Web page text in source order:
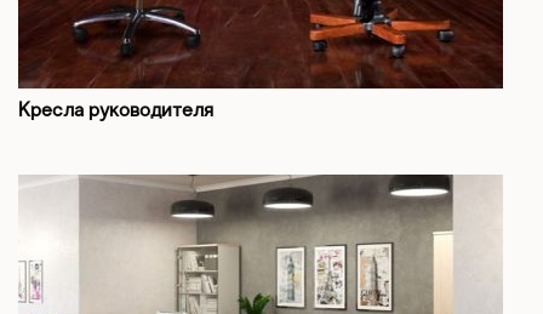
Кресла руководителя